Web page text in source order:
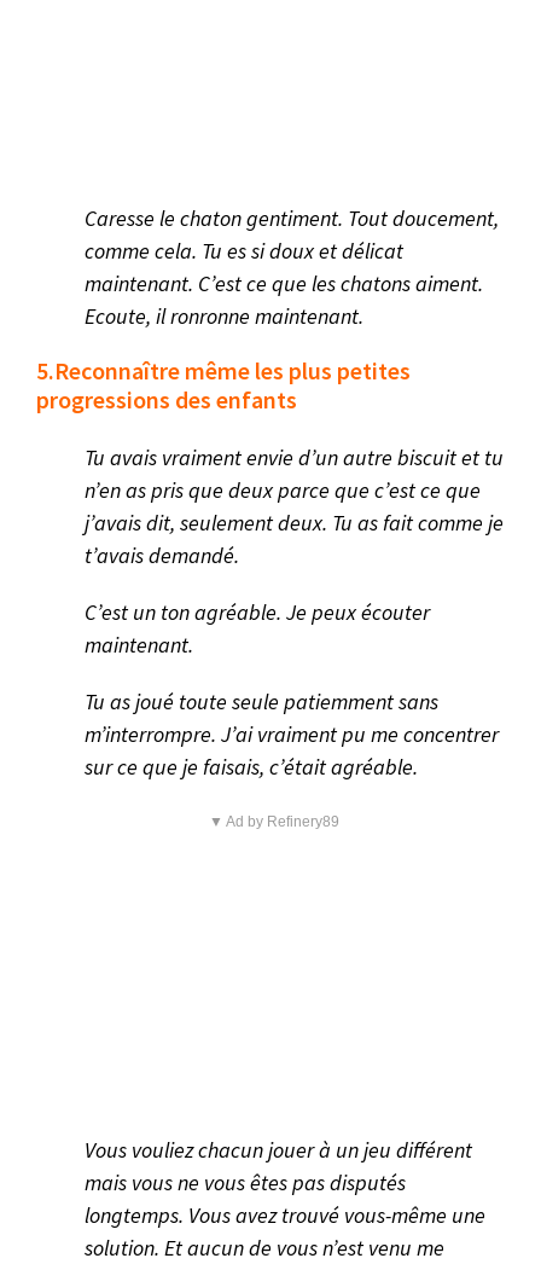
Caresse le chaton gentiment. Tout doucement,
comme cela. Tu es si doux et délicat
maintenant. C’est ce que les chatons aiment.
Ecoute, il ronronne maintenant.
5.Reconnaître même les plus petites
progressions des enfants
Tu avais vraiment envie d’un autre biscuit et tu
n’en as pris que deux parce que c’est ce que
j’avais dit, seulement deux. Tu as fait comme je
t’avais demandé.
C’est un ton agréable. Je peux écouter
maintenant.
Tu as joué toute seule patiemment sans
m’interrompre. J’ai vraiment pu me concentrer
sur ce que je faisais, c’était agréable.
▼ Ad by Refinery89
Vous vouliez chacun jouer à un jeu différent
mais vous ne vous êtes pas disputés
longtemps. Vous avez trouvé vous-même une
solution. Et aucun de vous n’est venu me